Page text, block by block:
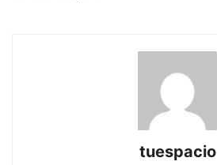
tuespacio